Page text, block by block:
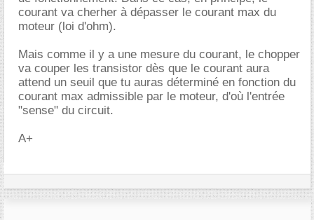
courant va cherher à dépasser le courant max du
moteur (loi d'ohm).
Mais comme il y a une mesure du courant, le chopper
va couper les transistor dès que le courant aura
attend un seuil que tu auras déterminé en fonction du
courant max admissible par le moteur, d'où l'entrée
"sense" du circuit.
A+